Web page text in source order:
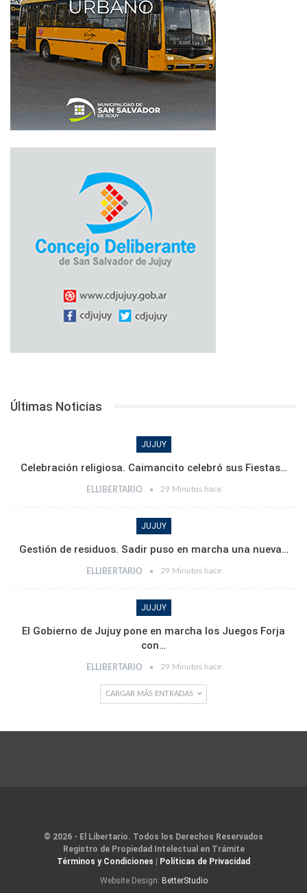
Últimas Noticias
JUJUY
Celebración religiosa. Caimancito celebró sus Fiestas…
ELLIBERTARIO 29 Minutos hace
JUJUY
Gestión de residuos. Sadir puso en marcha una nueva…
ELLIBERTARIO 29 Minutos hace
JUJUY
El Gobierno de Jujuy pone en marcha los Juegos Forja
con…
ELLIBERTARIO 29 Minutos hace
CARGAR MÁS ENTRADAS
© 2026 - El Libertario. Todos los Derechos Reservados
Registro de Propiedad Intelectual en Trámite
Términos y Condiciones | Políticas de Privacidad
Website Design: BetterStudio